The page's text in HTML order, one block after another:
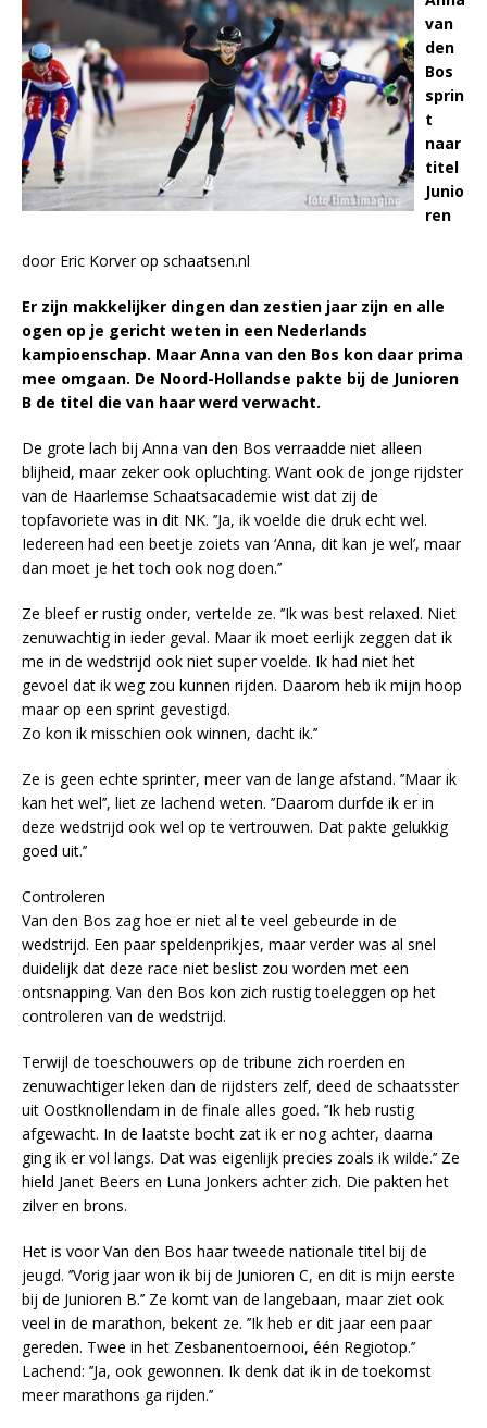
van
den
Bos
sprin
t
naar
titel
Junio
ren
door Eric Korver op schaatsen.nl
Er zijn makkelijker dingen dan zestien jaar zijn en alle
ogen op je gericht weten in een Nederlands
kampioenschap. Maar Anna van den Bos kon daar prima
mee omgaan. De Noord-Hollandse pakte bij de Junioren
B de titel die van haar werd verwacht.
De grote lach bij Anna van den Bos verraadde niet alleen
blijheid, maar zeker ook opluchting. Want ook de jonge rijdster
van de Haarlemse Schaatsacademie wist dat zij de
topfavoriete was in dit NK. ’’Ja, ik voelde die druk echt wel.
Iedereen had een beetje zoiets van ‘Anna, dit kan je wel’, maar
dan moet je het toch ook nog doen.’’
Ze bleef er rustig onder, vertelde ze. ’’Ik was best relaxed. Niet
zenuwachtig in ieder geval. Maar ik moet eerlijk zeggen dat ik
me in de wedstrijd ook niet super voelde. Ik had niet het
gevoel dat ik weg zou kunnen rijden. Daarom heb ik mijn hoop
maar op een sprint gevestigd.
Zo kon ik misschien ook winnen, dacht ik.’’
Ze is geen echte sprinter, meer van de lange afstand. ’’Maar ik
kan het wel’’, liet ze lachend weten. ’’Daarom durfde ik er in
deze wedstrijd ook wel op te vertrouwen. Dat pakte gelukkig
goed uit.’’
Controleren
Van den Bos zag hoe er niet al te veel gebeurde in de
wedstrijd. Een paar speldenprikjes, maar verder was al snel
duidelijk dat deze race niet beslist zou worden met een
ontsnapping. Van den Bos kon zich rustig toeleggen op het
controleren van de wedstrijd.
Terwijl de toeschouwers op de tribune zich roerden en
zenuwachtiger leken dan de rijdsters zelf, deed de schaatsster
uit Oostknollendam in de finale alles goed. ’’Ik heb rustig
afgewacht. In de laatste bocht zat ik er nog achter, daarna
ging ik er vol langs. Dat was eigenlijk precies zoals ik wilde.’’ Ze
hield Janet Beers en Luna Jonkers achter zich. Die pakten het
zilver en brons.
Het is voor Van den Bos haar tweede nationale titel bij de
jeugd. ’’Vorig jaar won ik bij de Junioren C, en dit is mijn eerste
bij de Junioren B.’’ Ze komt van de langebaan, maar ziet ook
veel in de marathon, bekent ze. ’’Ik heb er dit jaar een paar
gereden. Twee in het Zesbanentoernooi, één Regiotop.’’
Lachend: ’’Ja, ook gewonnen. Ik denk dat ik in de toekomst
meer marathons ga rijden.’’